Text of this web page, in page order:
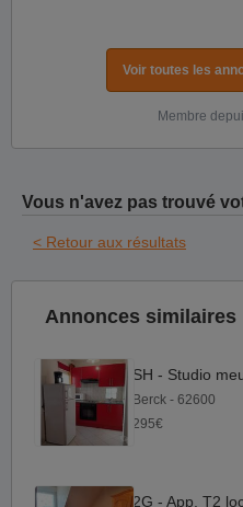
Voir toutes les
Membre
Vous n'avez pas trouvé
< Retour aux résultats
Annonces similaires
Berck - 62600
295€